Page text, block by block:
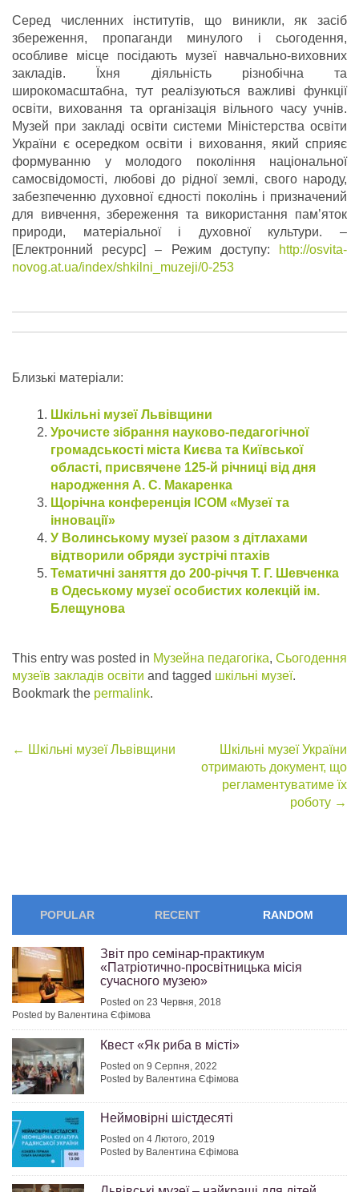
Серед численних інститутів, що виникли, як засіб
збереження, пропаганди минулого і сьогодення,
особливе місце посідають музеї навчально-виховних
закладів. Їхня діяльність різнобічна та
широкомасштабна, тут реалізуються важливі функції
освіти, виховання та організація вільного часу учнів.
Музей при закладі освіти системи Міністерства освіти
України є осередком освіти і виховання, який сприяє
формуванню у молодого покоління національної
самосвідомості, любові до рідної землі, свого народу,
забезпеченню духовної єдності поколінь і призначений
для вивчення, збереження та використання пам’яток
природи, матеріальної і духовної культури. –
[Електронний ресурс] – Режим доступу:
http://osvita-
novog.at.ua/index/shkilni_muzeji/0-253
Близькі матеріали:
Шкільні музеї Львівщини
Урочисте зібрання науково-педагогічної
громадськості міста Києва та Київської
області, присвячене 125-й річниці від дня
народження А. С. Макаренка
Щорічна конференція ІСОМ «Музеї та
інновації»
У Волинському музеї разом з дітлахами
відтворили обряди зустрічі птахів
Тематичні заняття до 200-річчя Т. Г. Шевченка
в Одеському музеї особистих колекцій ім.
Блещунова
This entry was posted in Музейна педагогіка, Сьогодення
музеїв закладів освіти and tagged шкільні музеї.
Bookmark the permalink.
Post
← Шкільні музеї Львівщини
Шкільні музеї України
отримають документ, що
регламентуватиме їх
роботу →
POPULAR RECENT RANDOM
Звіт про семінар-практикум
«Патріотично-просвітницька місія
сучасного музею»
Posted on 23 Червня, 2018
Posted by Валентина Єфімова
Квест «Як риба в місті»
Posted on 9 Серпня, 2022
Posted by Валентина Єфімова
Неймовірні шістдесяті
Posted on 4 Лютого, 2019
Posted by Валентина Єфімова